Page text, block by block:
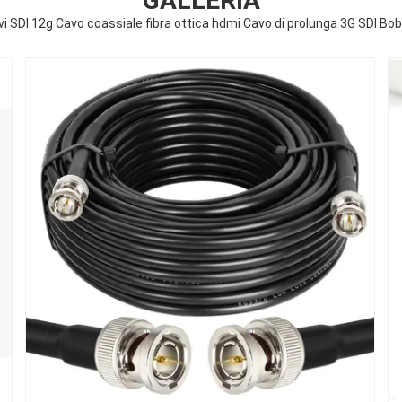
SDI 12g Cavo coassiale fibra ottica hdmi Cavo di prolunga 3G SDI